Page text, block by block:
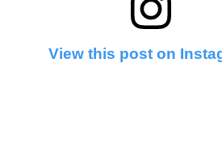
View this post on